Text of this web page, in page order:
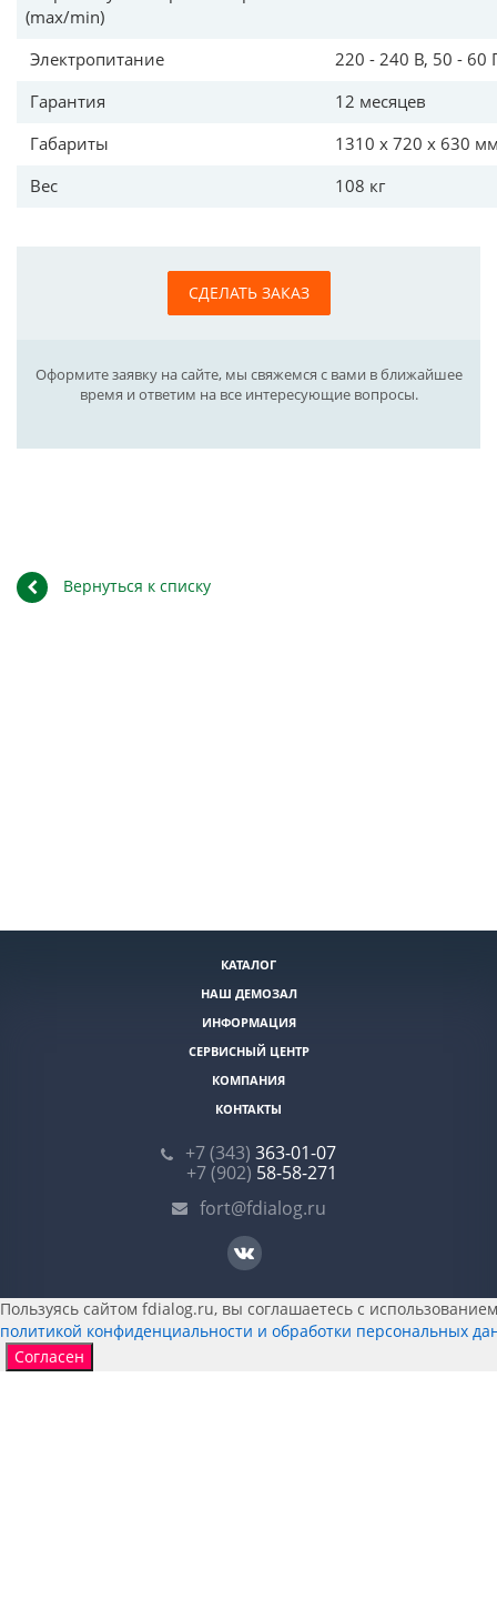
(max/min)
Электропитание
220 - 240 В, 50 - 60
Гарантия
12 месяцев
Габариты
1310 х 720 х 630
Вес
108 кг
СДЕЛАТЬ ЗАКАЗ
Оформите заявку на сайте, мы свяжемся с вами в ближайшее
время и ответим на все интересующие вопросы.
Вернуться к списку
КАТАЛОГ
НАШ ДЕМОЗАЛ
ИНФОРМАЦИЯ
СЕРВИСНЫЙ ЦЕНТР
КОМПАНИЯ
КОНТАКТЫ
+7 (343) 363-01-07
+7 (902) 58-58-271
fort@fdialog.ru
Пользуясь сайтом fdialog.ru, вы соглашаетесь с
политикой конфиденциальности и обработки персональных
Согласен